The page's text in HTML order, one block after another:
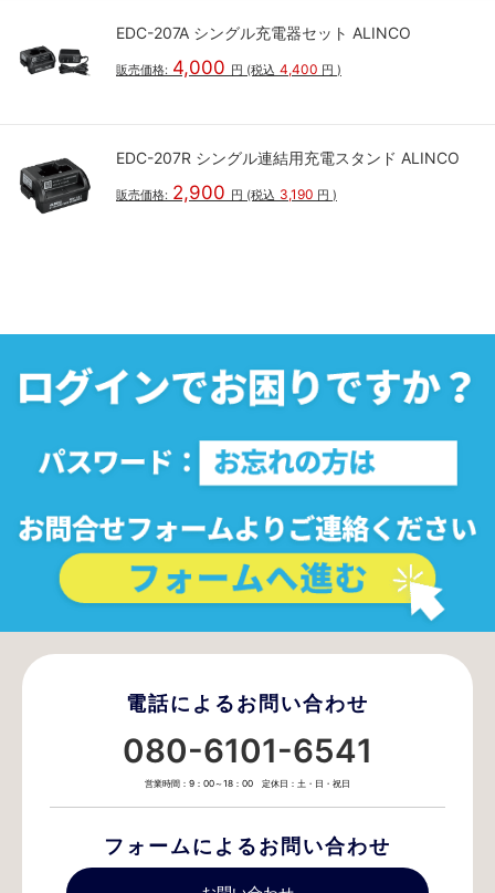
EDC-207A シングル充電器セット ALINCO
販売価格: 4,000 円 (税込 4,400 円 )
EDC-207R シングル連結用充電スタンド ALINCO
販売価格: 2,900 円 (税込 3,190 円 )
電話によるお問い合わせ
080-6101-6541
営業時間：9：00～18：00 定休日：土・日・祝日
フォームによるお問い合わせ